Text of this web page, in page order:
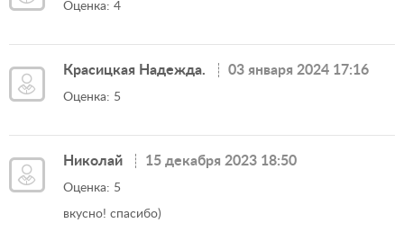
Оценка: 4
Красицкая Надежда. 03 января 2024 17:16
Оценка: 5
Николай 15 декабря 2023 18:50
Оценка: 5
вкусно! спасибо)